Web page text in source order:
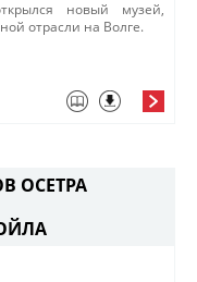
новый музей,
отрасли на Волге.
ОСЕТРА